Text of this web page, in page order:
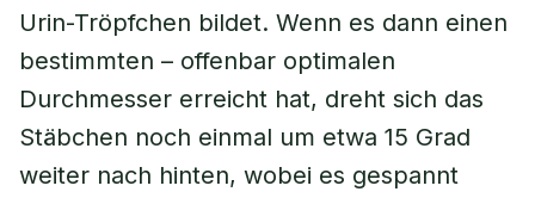
Urin-Tröpfchen bildet. Wenn es dann einen
bestimmten – offenbar optimalen
Durchmesser erreicht hat, dreht sich das
Stäbchen noch einmal um etwa 15 Grad
weiter nach hinten, wobei es gespannt